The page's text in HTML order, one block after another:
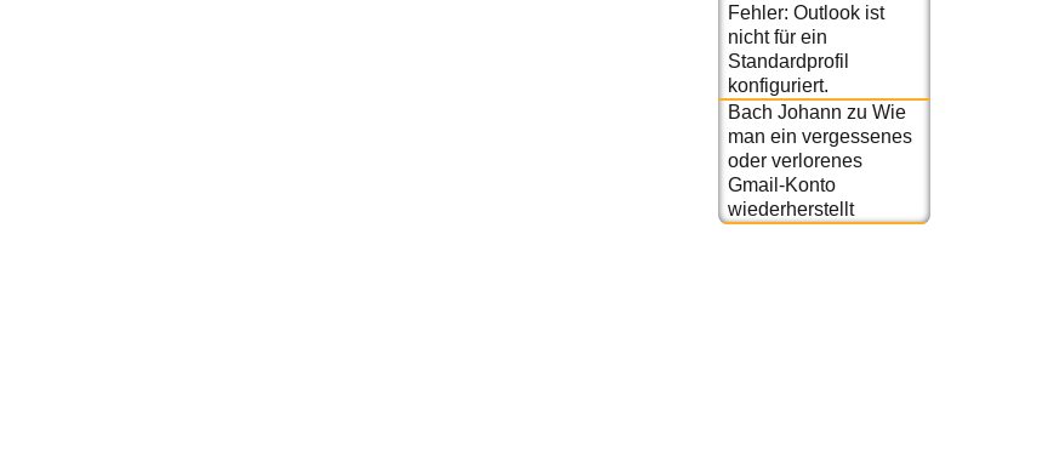
Fehler: Outlook ist
nicht für ein
Standardprofil
konfiguriert.
Bach Johann zu Wie
man ein vergessenes
oder verlorenes
Gmail-Konto
wiederherstellt